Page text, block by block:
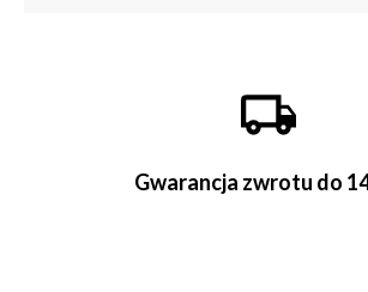
Gwarancja zwrotu do